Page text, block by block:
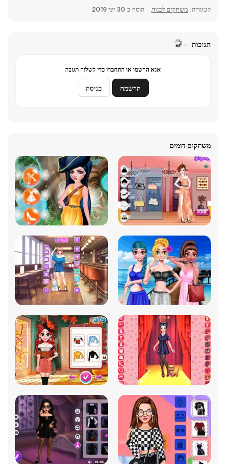
קטגוריה: משחקים לבנות הוסף ב 30 יוני 2019
תגובות
אנא הרשמו או התחברו כדי לשלוח תגובה
הרשמה כניסה
משחקים דומים